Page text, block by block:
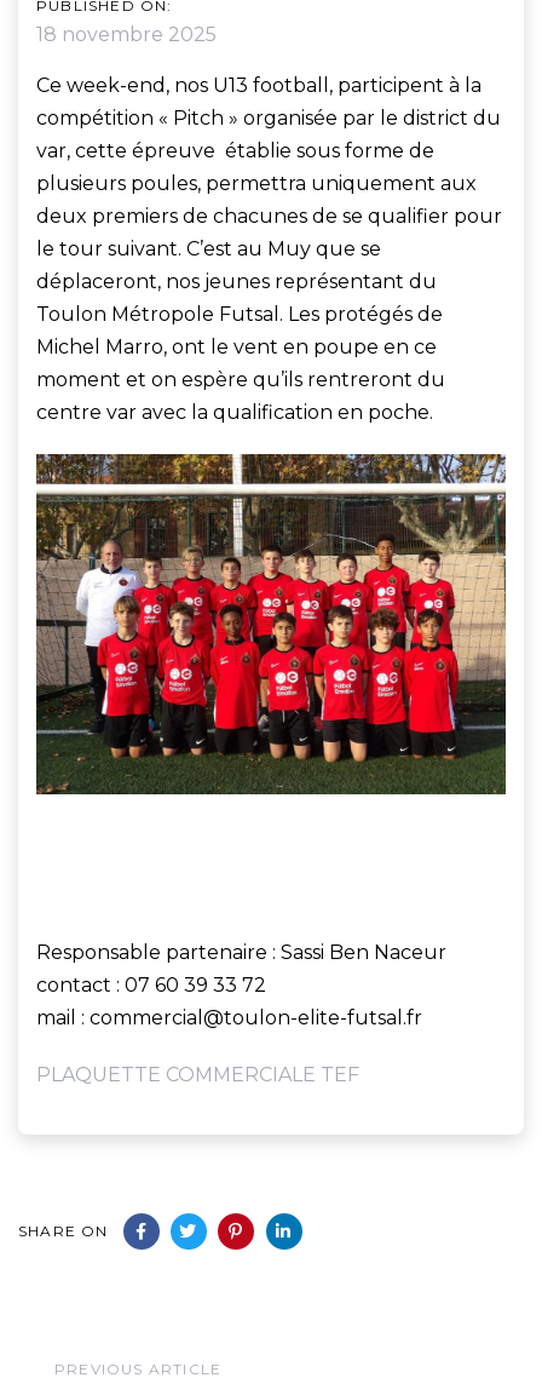
PUBLISHED ON:
18 novembre 2025
Ce week-end, nos U13 football, participent à la
compétition « Pitch » organisée par le district du
var, cette épreuve établie sous forme de
plusieurs poules, permettra uniquement aux
deux premiers de chacunes de se qualifier pour
le tour suivant. C’est au Muy que se
déplaceront, nos jeunes représentant du
Toulon Métropole Futsal. Les protégés de
Michel Marro, ont le vent en poupe en ce
moment et on espère qu’ils rentreront du
centre var avec la qualification en poche.
Responsable partenaire : Sassi Ben Naceur
contact : 07 60 39 33 72
mail : commercial@toulon-elite-futsal.fr
PLAQUETTE COMMERCIALE TEF
SHARE ON
Previous
PREVIOUS ARTICLE